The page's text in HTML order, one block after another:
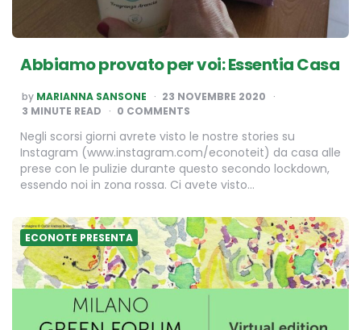
Abbiamo provato per voi: Essentia Casa
POSTED
BY
by MARIANNA SANSONE
23 NOVEMBRE 2020
3 MINUTE READ 0 COMMENTS
Negli scorsi giorni avrete visto le nostre stories su
Instagram (www.instagram.com/econoteit) da casa alle
prese con le pulizie durante questo secondo lockdown,
essendo noi in zona rossa. Ci avete visto…
ECONOTE PRESENTA